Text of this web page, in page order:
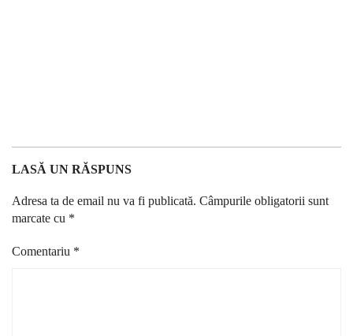
LASĂ UN RĂSPUNS
Adresa ta de email nu va fi publicată. Câmpurile obligatorii sunt
marcate cu *
Comentariu *